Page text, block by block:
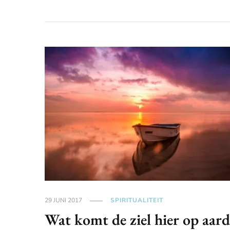
29 JUNI 2017 SPIRITUALITEIT
Wat komt de ziel hier op